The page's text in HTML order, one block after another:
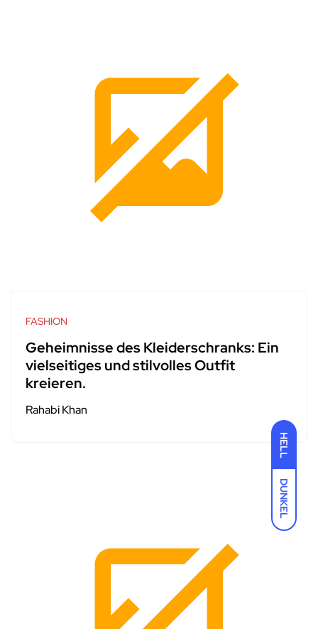
HELL
DUNKEL
FASHION
Geheimnisse des Kleiderschranks: Ein
vielseitiges und stilvolles Outfit
kreieren.
Rahabi Khan